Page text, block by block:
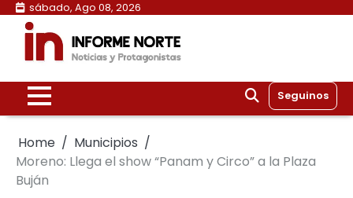
Skip
content
sábado, Ago 08, 2026
Seguinos
Home
Municipios
Moreno: Llega el show “Panam y Circo” a la Plaza
Buján